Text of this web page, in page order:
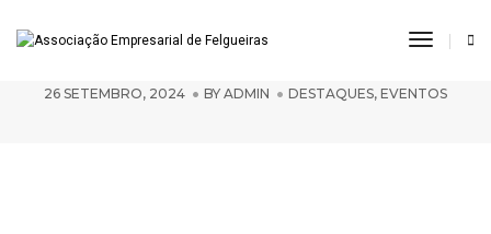
Toggle
AEF na Futurmoda’24
26 SETEMBRO, 2024 BY ADMIN DESTAQUES, EVENTOS